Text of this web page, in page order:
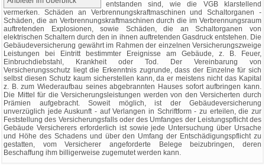
entstanden sind, wie die VGB klarstellend
vermerken. Schäden an Verbrennungskraftmaschinen und Schaltorganen -
Schäden, die an Verbrennungskraftmaschinen durch die im Verbrennungsraum
auftretenden Explosionen, sowie Schäden, die an Schaltorganen von
elektrischen Schaltern durch den in ihnen auftretenden Gasdruck entstehen. Die
Gebäudeversicherung gewährt im Rahmen der einzelnen Versicherungszweige
Leistungen bei Eintritt bestimmter Ereignisse am Gebäude, z. B. Feuer,
Einbruchdiebstahl, Krankheit oder Tod. Der Vereinbarung von
Versicherungsschutz liegt die Erkenntnis zugrunde, dass der Einzelne für sich
selbst diesen Schutz kaum sicherstellen kann, da er meistens nicht das Kapital
z. B. zum Wiederaufbau seines abgebrannten Hauses sofort aufbringen kann.
Die Mittel für die Versicherungsleistungen werden von den Versicherten durch
Prämien aufgebracht. Soweit möglich, ist der Gebäudeversicherung
unverzüglich jede Auskunft - auf Verlangen in Schriftform - zu erteilen, die zur
Feststellung des Versicherungsfalls oder des Umfanges der Leistungspflicht des
Gebäude Versicherers erforderlich ist sowie jede Untersuchung über Ursache
und Höhe des Schadens und über den Umfang der Entschädigungspflicht zu
gestatten, vom Versicherer angeforderte Belege beizubringen, deren
Beschaffung ihm billigerweise zugemutet werden kann.